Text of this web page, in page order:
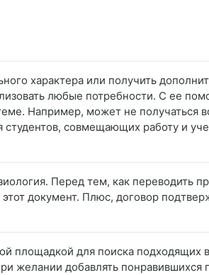
характера или получить
любые потребности. С ее
Например, может не получаться
совмещающих работу и
Перед тем, как переводить
документ. Плюс, договор
площадкой для поиска подходящих
желании добавлять понравившихся